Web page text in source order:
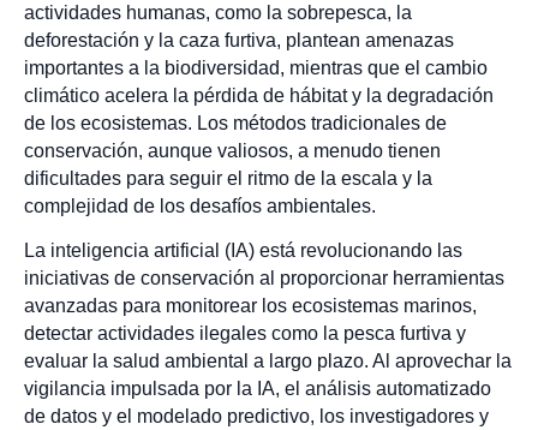
actividades humanas, como la sobrepesca, la
deforestación y la caza furtiva, plantean amenazas
importantes a la biodiversidad, mientras que el cambio
climático acelera la pérdida de hábitat y la degradación
de los ecosistemas. Los métodos tradicionales de
conservación, aunque valiosos, a menudo tienen
dificultades para seguir el ritmo de la escala y la
complejidad de los desafíos ambientales.
La inteligencia artificial (IA) está revolucionando las
iniciativas de conservación al proporcionar herramientas
avanzadas para monitorear los ecosistemas marinos,
detectar actividades ilegales como la pesca furtiva y
evaluar la salud ambiental a largo plazo. Al aprovechar la
vigilancia impulsada por la IA, el análisis automatizado
de datos y el modelado predictivo, los investigadores y